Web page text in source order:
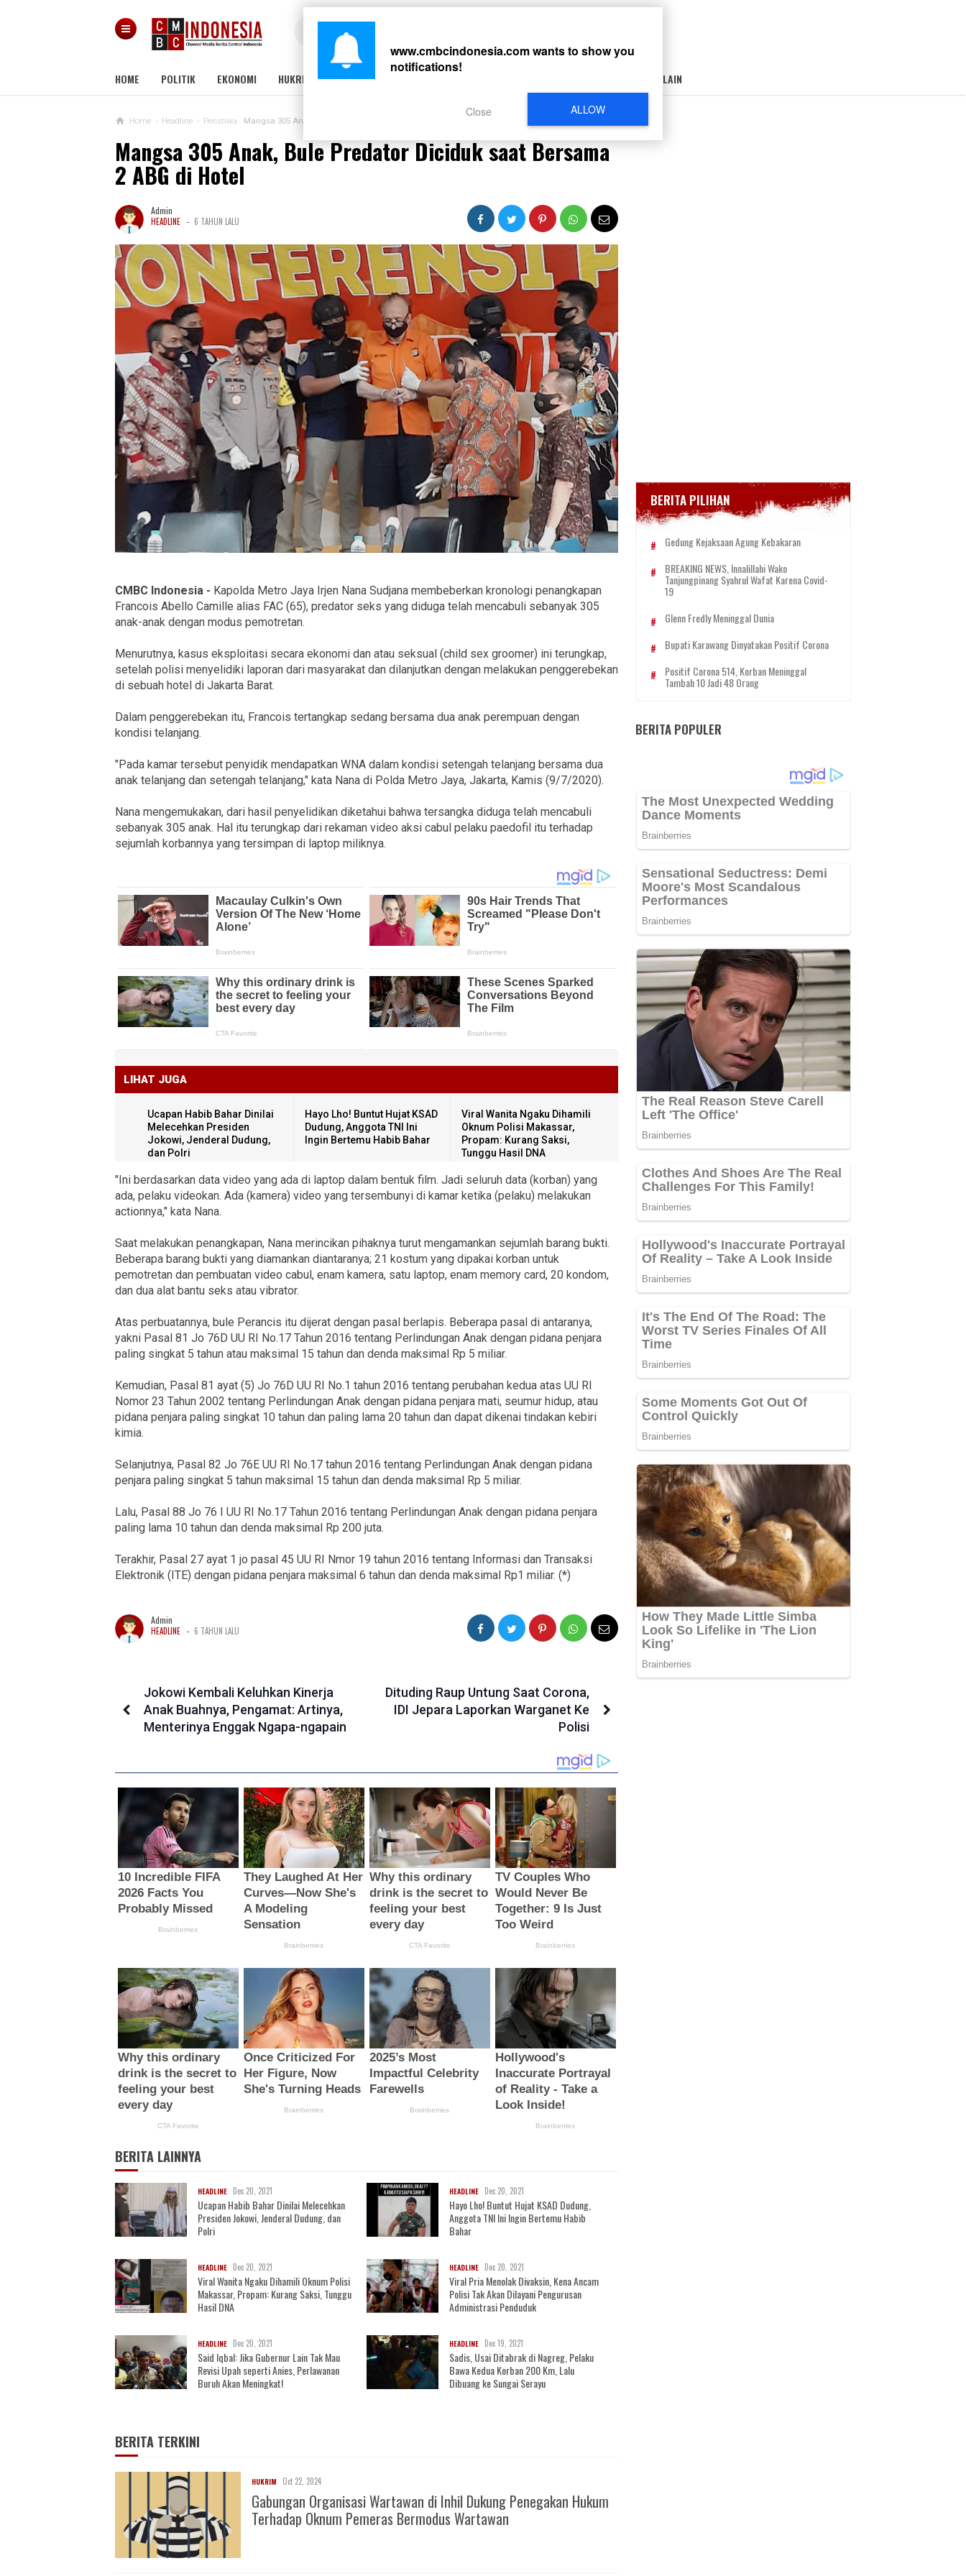
HOME POLITIK EKONOMI HUKRIM PERISTIWA LAIN-LAIN
Home › Headline › Peristiwa Mangsa 305 Anak, Bule Predator Diciduk saat Bersama 2 ABG di Hotel
Mangsa 305 Anak, Bule Predator Diciduk saat Bersama
2 ABG di Hotel
Admin
HEADLINE - 6 TAHUN LALU
CMBC Indonesia - Kapolda Metro Jaya Irjen Nana Sudjana membeberkan kronologi penangkapan
Francois Abello Camille alias FAC (65), predator seks yang diduga telah mencabuli sebanyak 305
anak-anak dengan modus pemotretan.
Menurutnya, kasus eksploitasi secara ekonomi dan atau seksual (child sex groomer) ini terungkap,
setelah polisi menyelidiki laporan dari masyarakat dan dilanjutkan dengan melakukan penggerebekan
di sebuah hotel di Jakarta Barat.
Dalam penggerebekan itu, Francois tertangkap sedang bersama dua anak perempuan dengan
kondisi telanjang.
"Pada kamar tersebut penyidik mendapatkan WNA dalam kondisi setengah telanjang bersama dua
anak telanjang dan setengah telanjang," kata Nana di Polda Metro Jaya, Jakarta, Kamis (9/7/2020).
Nana mengemukakan, dari hasil penyelidikan diketahui bahwa tersangka diduga telah mencabuli
sebanyak 305 anak. Hal itu terungkap dari rekaman video aksi cabul pelaku paedofil itu terhadap
sejumlah korbannya yang tersimpan di laptop miliknya.
LIHAT JUGA
Ucapan Habib Bahar Dinilai
Melecehkan Presiden
Jokowi, Jenderal Dudung,
dan Polri
Hayo Lho! Buntut Hujat KSAD
Dudung, Anggota TNI Ini
Ingin Bertemu Habib Bahar
Viral Wanita Ngaku Dihamili
Oknum Polisi Makassar,
Propam: Kurang Saksi,
Tunggu Hasil DNA
"Ini berdasarkan data video yang ada di laptop dalam bentuk film. Jadi seluruh data (korban) yang
ada, pelaku videokan. Ada (kamera) video yang tersembunyi di kamar ketika (pelaku) melakukan
actionnya," kata Nana.
Saat melakukan penangkapan, Nana merincikan pihaknya turut mengamankan sejumlah barang bukti.
Beberapa barang bukti yang diamankan diantaranya; 21 kostum yang dipakai korban untuk
pemotretan dan pembuatan video cabul, enam kamera, satu laptop, enam memory card, 20 kondom,
dan dua alat bantu seks atau vibrator.
Atas perbuatannya, bule Perancis itu dijerat dengan pasal berlapis. Beberapa pasal di antaranya,
yakni Pasal 81 Jo 76D UU RI No.17 Tahun 2016 tentang Perlindungan Anak dengan pidana penjara
paling singkat 5 tahun atau maksimal 15 tahun dan denda maksimal Rp 5 miliar.
Kemudian, Pasal 81 ayat (5) Jo 76D UU RI No.1 tahun 2016 tentang perubahan kedua atas UU RI
Nomor 23 Tahun 2002 tentang Perlindungan Anak dengan pidana penjara mati, seumur hidup, atau
pidana penjara paling singkat 10 tahun dan paling lama 20 tahun dan dapat dikenai tindakan kebiri
kimia.
Selanjutnya, Pasal 82 Jo 76E UU RI No.17 tahun 2016 tentang Perlindungan Anak dengan pidana
penjara paling singkat 5 tahun maksimal 15 tahun dan denda maksimal Rp 5 miliar.
Lalu, Pasal 88 Jo 76 I UU RI No.17 Tahun 2016 tentang Perlindungan Anak dengan pidana penjara
paling lama 10 tahun dan denda maksimal Rp 200 juta.
Terakhir, Pasal 27 ayat 1 jo pasal 45 UU RI Nmor 19 tahun 2016 tentang Informasi dan Transaksi
Elektronik (ITE) dengan pidana penjara maksimal 6 tahun dan denda maksimal Rp1 miliar. (*)
Admin
HEADLINE - 6 TAHUN LALU
Jokowi Kembali Keluhkan Kinerja
Anak Buahnya, Pengamat: Artinya,
Menterinya Enggak Ngapa-ngapain
Dituding Raup Untung Saat Corona,
IDI Jepara Laporkan Warganet Ke
Polisi
BERITA LAINNYA
HEADLINE Dec 20, 2021
Ucapan Habib Bahar Dinilai Melecehkan
Presiden Jokowi, Jenderal Dudung, dan
Polri
HEADLINE Dec 20, 2021
Hayo Lho! Buntut Hujat KSAD Dudung,
Anggota TNI Ini Ingin Bertemu Habib
Bahar
HEADLINE Dec 20, 2021
Viral Wanita Ngaku Dihamili Oknum Polisi
Makassar, Propam: Kurang Saksi, Tunggu
Hasil DNA
HEADLINE Dec 20, 2021
Viral Pria Menolak Divaksin, Kena Ancam
Polisi Tak Akan Dilayani Pengurusan
Administrasi Penduduk
HEADLINE Dec 20, 2021
Said Iqbal: Jika Gubernur Lain Tak Mau
Revisi Upah seperti Anies, Perlawanan
Buruh Akan Meningkat!
HEADLINE Dec 19, 2021
Sadis, Usai Ditabrak di Nagreg, Pelaku
Bawa Kedua Korban 200 Km, Lalu
Dibuang ke Sungai Serayu
BERITA TERKINI
HUKRIM Oct 22, 2024
Gabungan Organisasi Wartawan di Inhil Dukung Penegakan Hukum
Terhadap Oknum Pemeras Bermodus Wartawan
BERITA PILIHAN
Gedung Kejaksaan Agung Kebakaran
BREAKING NEWS, Innalillahi Wako
Tanjungpinang Syahrul Wafat Karena Covid-
19
Glenn Fredly Meninggal Dunia
Bupati Karawang Dinyatakan Positif Corona
Positif Corona 514, Korban Meninggal
Tambah 10 Jadi 48 Orang
BERITA POPULER
www.cmbcindonesia.comwants to show you
notifications!
ALLOW
Close